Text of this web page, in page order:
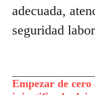
adecuada,
seguridad
Empezar de